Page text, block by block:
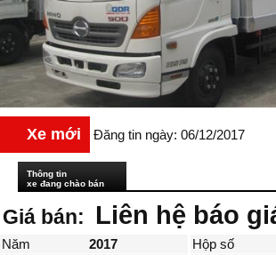
Xe mới Đăng tin ngày: 06/12/2017
Thông tin
xe đang chào bán
Giá bán: Liên hệ báo
Năm
2017
Hộp số